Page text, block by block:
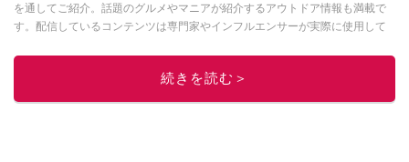
を通してご紹介。話題のグルメやマニアが紹介するアウトドア情報も満載で
す。配信しているコンテンツは専門家やインフルエンサーが実際に使用して
ニュースでフォロー
続きを読む＞